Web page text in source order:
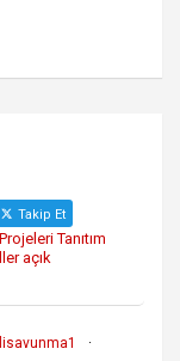
Takip Et
Tanıtım
açık
·